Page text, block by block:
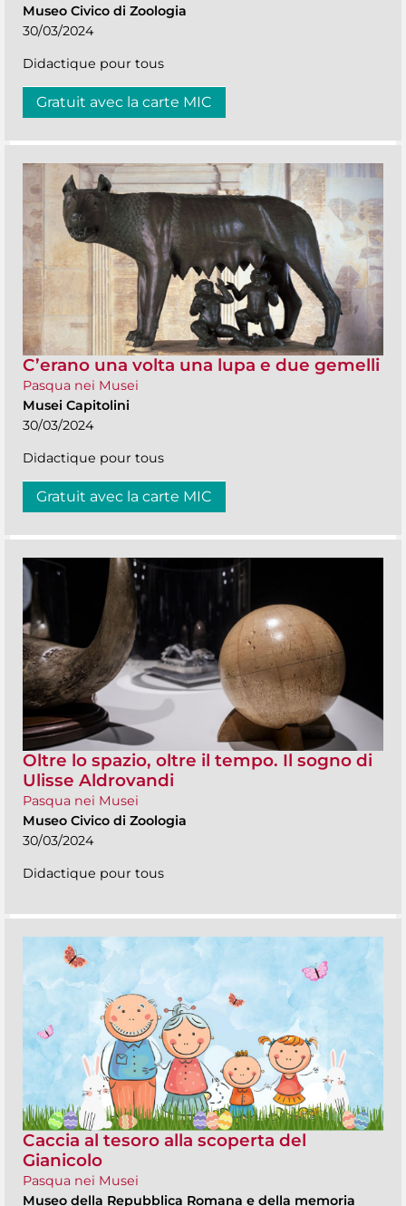
Museo Civico di Zoologia
30/03/2024
Didactique pour tous
Gratuit avec la carte MIC
C’erano una volta una lupa e due gemelli
Pasqua nei Musei
Musei Capitolini
30/03/2024
Didactique pour tous
Gratuit avec la carte MIC
Oltre lo spazio, oltre il tempo. Il sogno di
Ulisse Aldrovandi
Pasqua nei Musei
Museo Civico di Zoologia
30/03/2024
Didactique pour tous
Caccia al tesoro alla scoperta del
Gianicolo
Pasqua nei Musei
Museo della Repubblica Romana e della memoria